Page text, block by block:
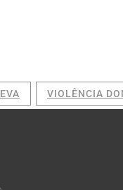
EVA VIOLÊNCIA